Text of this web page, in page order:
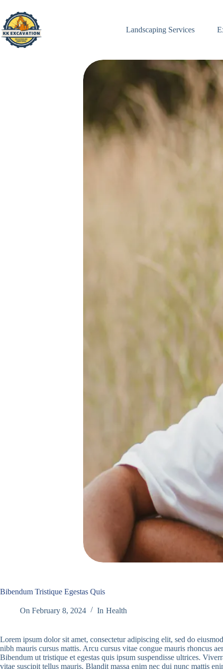
content
Landscaping Services
Bibendum Tristique Egestas Quis
On February 8, 2024 In Health
Lorem ipsum dolor sit amet, consectetur adipiscing elit, sed do
nibh mauris cursus mattis. Arcu cursus vitae congue mauris rhoncus
Bibendum ut tristique et egestas quis ipsum suspendisse ultrices.
vitae suscipit tellus mauris. Blandit massa enim nec dui nunc mattis